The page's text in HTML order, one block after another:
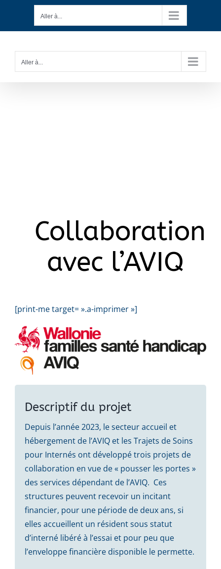
contenu
Aller à...
Aller à...
Collaborations
avec l’AVIQ
[print-me target= ».a-imprimer »]
Descriptif du projet
Depuis l’année 2023, le secteur accueil et
hébergement de l’AVIQ et les Trajets de Soins
pour Internés ont développé trois projets de
collaboration en vue de « pousser les portes »
des services dépendant de l’AVIQ. Ces
structures peuvent recevoir un incitant
financier, pour une période de deux ans, si
elles accueillent un résident sous statut
d’interné libéré à l’essai et pour peu que
l’enveloppe financière disponible le permette.